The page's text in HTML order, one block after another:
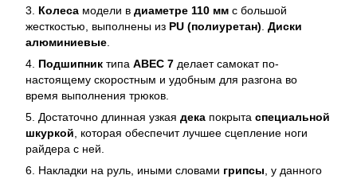
3. Колеса модели в диаметре 110 мм с большой
жесткостью, выполнены из PU (полиуретан) Диски
алюминиевые
4. Подшипник типа ABEC 7 делает самокат по-
настоящему скоростным и удобным для разгона во
время выполнения трюков.
5. Достаточно длинная узкая дека покрыта специальной
шкуркой , которая обеспечит лучшее сцепление ноги
райдера с ней.
6. Накладки на руль, иными словами грипсы , у данного